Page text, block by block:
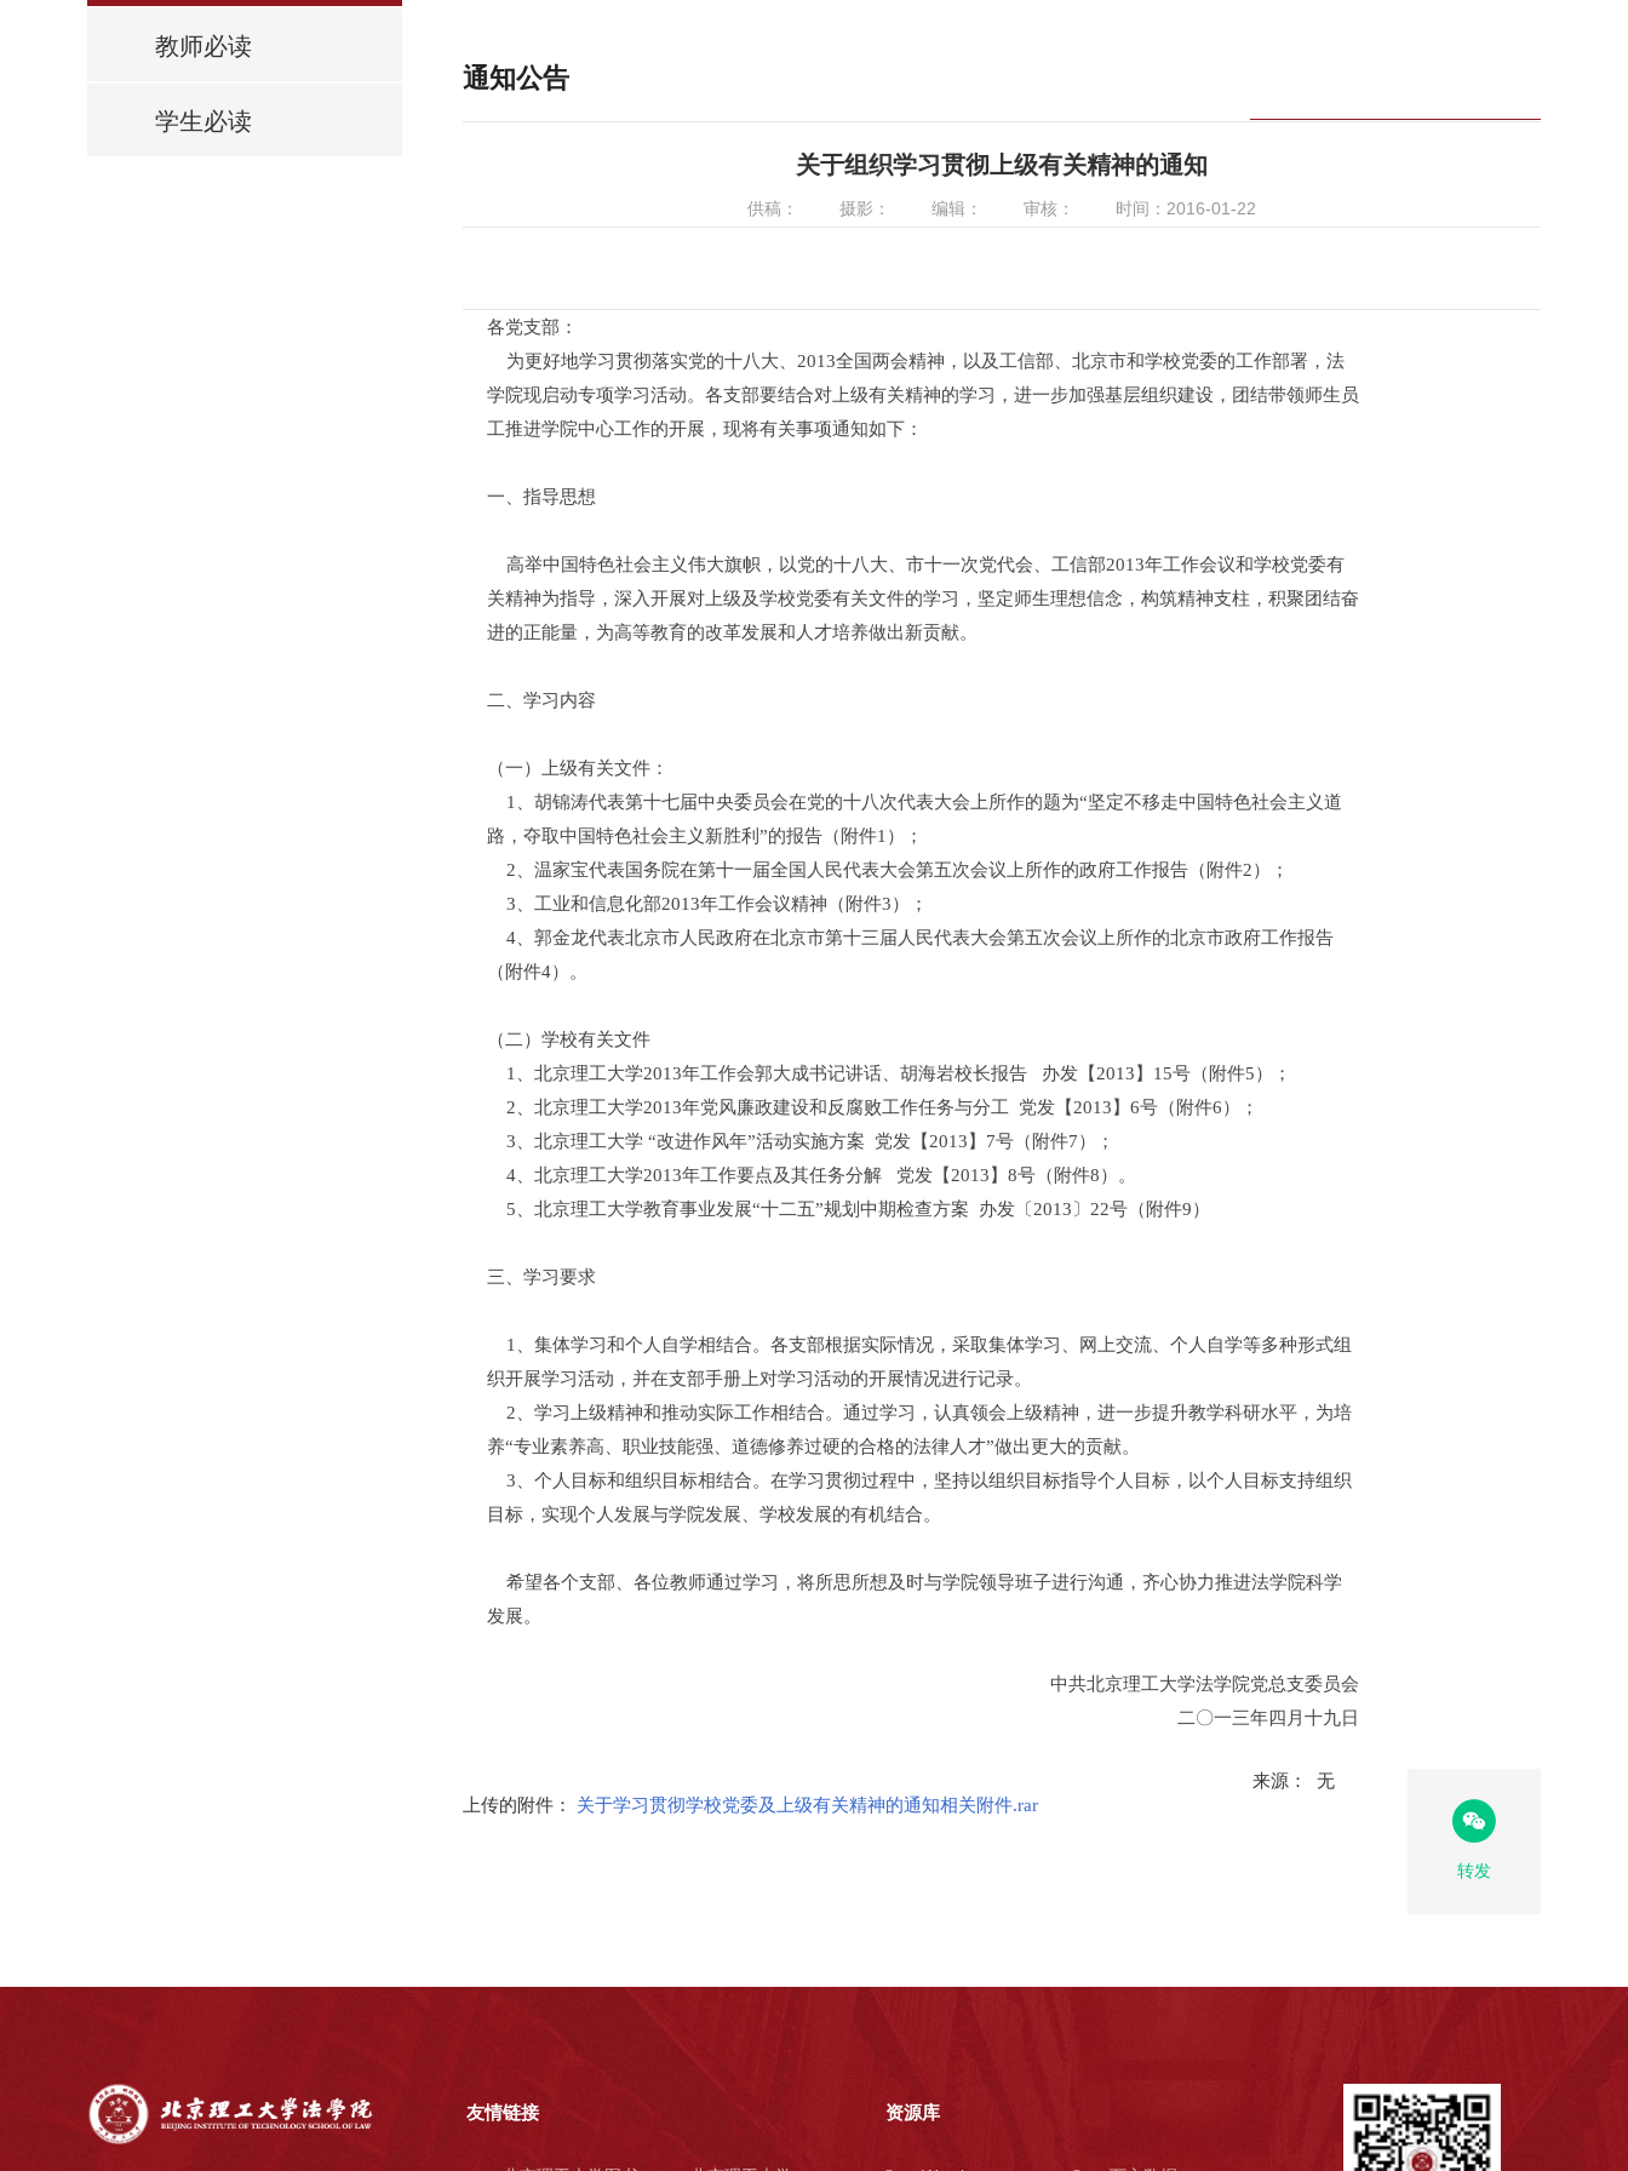
教师必读
学生必读
通知公告
关于组织学习贯彻上级有关精神的通知
供稿： 摄影： 编辑： 审核： 时间：2016-01-22
各党支部：
为更好地学习贯彻落实党的十八大、2013全国两会精神，以及工信部、北京市和学校党委的工作部署，法
学院现启动专项学习活动。各支部要结合对上级有关精神的学习，进一步加强基层组织建设，团结带领师生员
工推进学院中心工作的开展，现将有关事项通知如下：
一、指导思想
高举中国特色社会主义伟大旗帜，以党的十八大、市十一次党代会、工信部2013年工作会议和学校党委有
关精神为指导，深入开展对上级及学校党委有关文件的学习，坚定师生理想信念，构筑精神支柱，积聚团结奋
进的正能量，为高等教育的改革发展和人才培养做出新贡献。
二、学习内容
（一）上级有关文件：
1、胡锦涛代表第十七届中央委员会在党的十八次代表大会上所作的题为“坚定不移走中国特色社会主义道
路，夺取中国特色社会主义新胜利”的报告（附件1）；
2、温家宝代表国务院在第十一届全国人民代表大会第五次会议上所作的政府工作报告（附件2）；
3、工业和信息化部2013年工作会议精神（附件3）；
4、郭金龙代表北京市人民政府在北京市第十三届人民代表大会第五次会议上所作的北京市政府工作报告
（附件4）。
（二）学校有关文件
1、北京理工大学2013年工作会郭大成书记讲话、胡海岩校长报告 办发【2013】15号（附件5）；
2、北京理工大学2013年党风廉政建设和反腐败工作任务与分工 党发【2013】6号（附件6）；
3、北京理工大学 “改进作风年”活动实施方案 党发【2013】7号（附件7）；
4、北京理工大学2013年工作要点及其任务分解 党发【2013】8号（附件8）。
5、北京理工大学教育事业发展“十二五”规划中期检查方案 办发〔2013〕22号（附件9）
三、学习要求
1、集体学习和个人自学相结合。各支部根据实际情况，采取集体学习、网上交流、个人自学等多种形式组
织开展学习活动，并在支部手册上对学习活动的开展情况进行记录。
2、学习上级精神和推动实际工作相结合。通过学习，认真领会上级精神，进一步提升教学科研水平，为培
养“专业素养高、职业技能强、道德修养过硬的合格的法律人才”做出更大的贡献。
3、个人目标和组织目标相结合。在学习贯彻过程中，坚持以组织目标指导个人目标，以个人目标支持组织
目标，实现个人发展与学院发展、学校发展的有机结合。
希望各个支部、各位教师通过学习，将所思所想及时与学院领导班子进行沟通，齐心协力推进法学院科学
发展。
中共北京理工大学法学院党总支委员会
二〇一三年四月十九日
来源： 无
上传的附件： 关于学习贯彻学校党委及上级有关精神的通知相关附件.rar
转发
友情链接 资源库